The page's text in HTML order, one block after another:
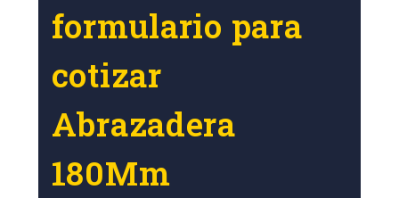
formulario para
cotizar
Abrazadera
180Mm